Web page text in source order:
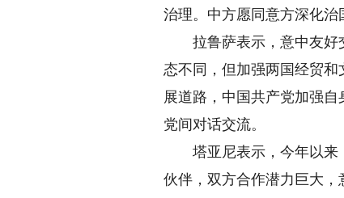
治理。中方愿同意方深化治
拉鲁萨表示，意中友好交
态不同，但加强两国经贸
展道路，中国共产党加强
党间对话交流。
塔亚尼表示，今年以来，
伙伴，双方合作潜力巨大